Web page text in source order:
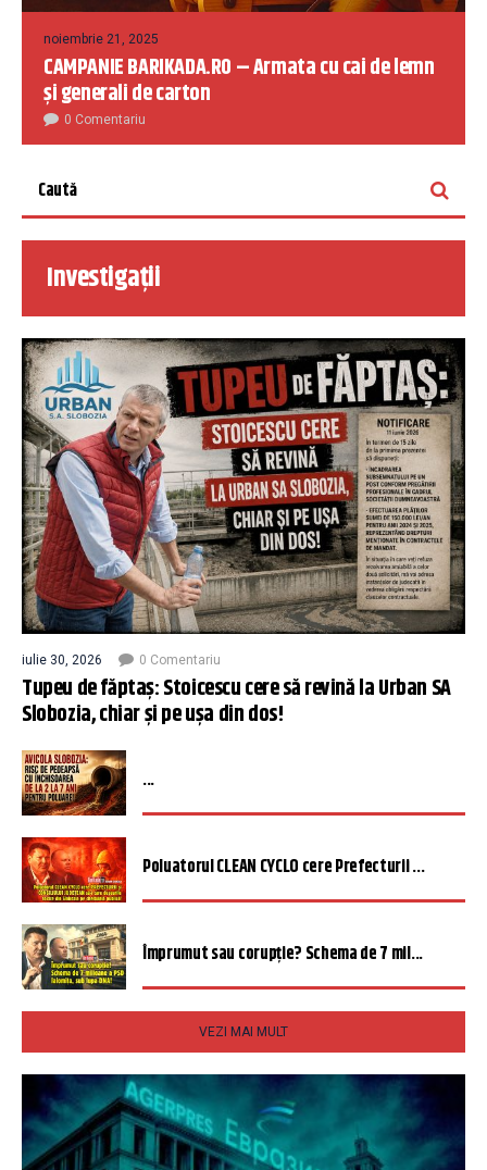
noiembrie 21, 2025
CAMPANIE BARIKADA.RO – Armata cu cai de lemn
și generali de carton
0 Comentariu
Investigații
iulie 30, 2026 0 Comentariu
Tupeu de făptaș: Stoicescu cere să revină la Urban SA
Slobozia, chiar și pe ușa din dos!
...
Poluatorul CLEAN CYCLO cere Prefecturii ...
Împrumut sau corupție? Schema de 7 mil...
VEZI MAI MULT